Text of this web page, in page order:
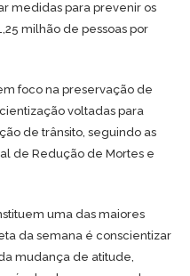
medidas para prevenir os
milhão de pessoas por
foco na preservação de
voltadas para
de trânsito, seguindo as
de Redução de Mortes e
uma das maiores
da semana é conscientizar
mudança de atitude,